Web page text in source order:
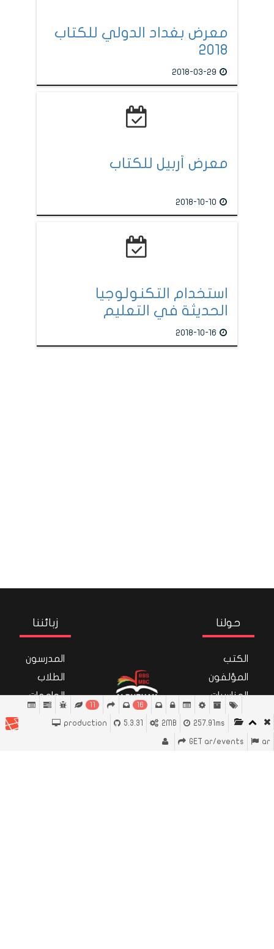
معرض بغداد الدولي للكتاب
2018
2018-03-29
معرض أربيل للكتاب
2018-10-10
استخدام التكنولوجيا
الحديثة في التعليم
2018-10-16
حولنا
الكتب
المؤلفون
المناسبات
تواصل
معنا
زبائننا
المدرسون
الطلاب
الجامعات
المدارس
11 16
257.91ms
2MB
5.3.31
production
ar
GET ar/events